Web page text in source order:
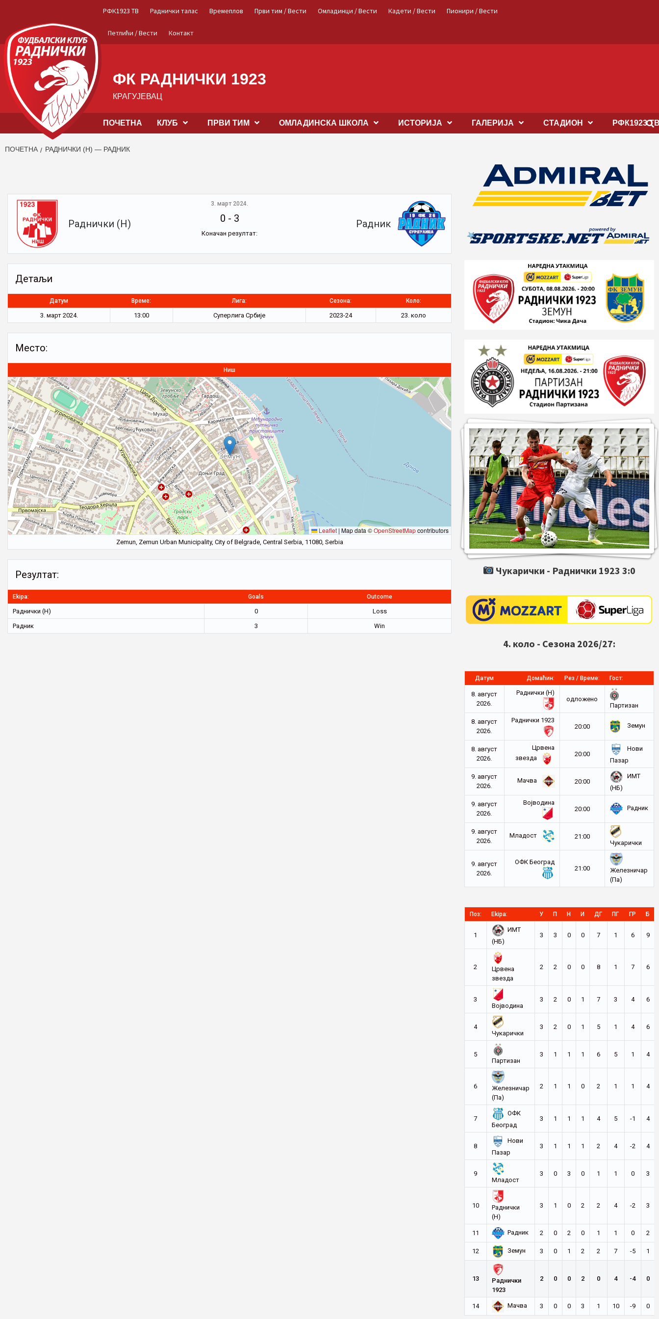
content
РФК1923 ТВ Раднички талас Времеплов Први тим / Вести Омладинци / Вести Кадети / Вести Пионири / Вести
Петлићи / Вести Контакт
ФК РАДНИЧКИ 1923
КРАГУЈЕВАЦ
ПОЧЕТНА КЛУБ ПРВИ ТИМ OМЛАДИНСКА ШКОЛА ИСТОРИЈА ГАЛЕРИЈА СТАДИОН РФК1923
ПОЧЕТНА РАДНИЧКИ (Н) — РАДНИК
Раднички (Н) Радник
3. март 2024.
0 - 3
Коначан резултат:
Детаљи
Датум Време: Лига: Сезона: Коло:
3. март 2024. 13:00 Суперлига Србије 2023-24 23. коло
Место:
Ниш
Leaflet | Map data ©OpenStreetMapcontributors
Zemun, Zemun Urban Municipality, City of Belgrade, Central Serbia, 11080, Serbia
Резултат:
Ekipa: Goals Outcome
Раднички (Н) 0
Loss
Радник
3 Win
Чукарички - Раднички 1923 3:0
4. коло - Сезона 2026/27:
Датум Домаћин: Рез / Време: Гост:
8. август
2026.
Раднички (Н)
oдложено
Партизан
8. август
2026.
Раднички 1923
20:00
Земун
8. август
2026.
Црвена
звезда
20:00
Нови
Пазар
9. август
2026.
Мачва 20:00
ИМТ
(НБ)
9. август
2026.
Војводина
20:00
Радник
9. август
2026.
Младост
21:00
Чукарички
9. август
2026.
ОФК Београд
21:00
Железничар
(Па)
Поз: Ekipa: У П Н И ДГ ПГ ГР Б
1
ИМТ
(НБ)
3 3 0 0 7 1 6 9
2
Црвена
звезда
2 2 0 0 8 1 7 6
3
Војводина
3 2 0 1 7 3 4 6
4
Чукарички
3 2 0 1 5 1 4 6
5
Партизан
3 1 1 1 6 5 1 4
6
Железничар
(Па)
2 1 1 0 2 1 1 4
7
ОФК
Београд
3 1 1 1 4 5 -1 4
8
Нови
Пазар
3 1 1 1 2 4 -2 4
9
Младост
3 0 3 0 1 1 0 3
10
Раднички
(Н)
3 1 0 2 2 4 -2 3
11 Радник 2 0 2 0 1 1 0 2
12 Земун 3 0 1 2 2 7 -5 1
13
Раднички
1923
2 0 0 2 0 4 -4 0
14 Мачва 3 0 0 3 1 10 -9 0